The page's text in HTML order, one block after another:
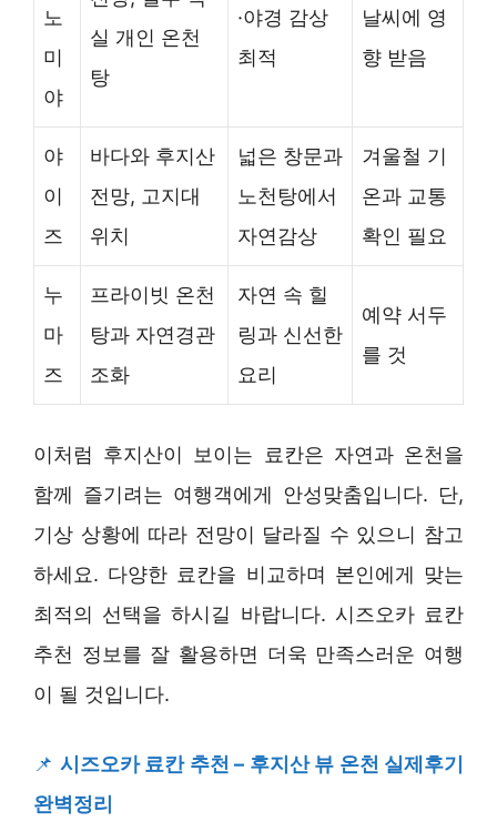
노
미
야
실 개인 온천
탕
·야경 감상
최적
날씨에 영
향 받음
야
이
즈
바다와 후지산
전망, 고지대
위치
넓은 창문과
노천탕에서
자연감상
겨울철 기
온과 교통
확인 필요
누
마
즈
프라이빗 온천
탕과 자연경관
조화
자연 속 힐
링과 신선한
요리
예약 서두
를 것
이처럼 후지산이 보이는 료칸은 자연과 온천을
함께 즐기려는 여행객에게 안성맞춤입니다. 단,
기상 상황에 따라 전망이 달라질 수 있으니 참고
하세요. 다양한 료칸을 비교하며 본인에게 맞는
최적의 선택을 하시길 바랍니다. 시즈오카 료칸
추천 정보를 잘 활용하면 더욱 만족스러운 여행
이 될 것입니다.
📌 시즈오카 료칸 추천 – 후지산 뷰 온천 실제후기
완벽정리